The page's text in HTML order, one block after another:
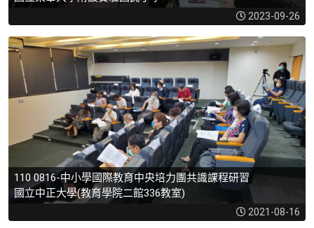
2023-09-26
110 0816-中小學國際教育中央培力團共識課程研習
國立中正大學(教育學院二館336教室)
2021-08-16